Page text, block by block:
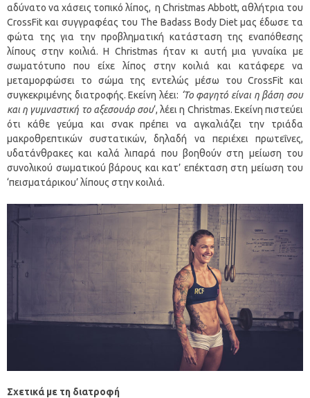
αδύνατο να χάσεις τοπικό λίπος, η Christmas Abbott, αθλήτρια του
CrossFit και συγγραφέας του The Badass Body Diet μας έδωσε τα
φώτα της για την προβληματική κατάσταση της εναπόθεσης
λίπους στην κοιλιά. Η Christmas ήταν κι αυτή μια γυναίκα με
σωματότυπο που είχε λίπος στην κοιλιά και κατάφερε να
μεταμορφώσει το σώμα της εντελώς μέσω του CrossFit και
συγκεκριμένης διατροφής. Εκείνη λέει: ‘Το φαγητό είναι η βάση σου
και η γυμναστική το αξεσουάρ σου‘, λέει η Christmas. Εκείνη πιστεύει
ότι κάθε γεύμα και σνακ πρέπει να αγκαλιάζει την τριάδα
μακροθρεπτικών συστατικών, δηλαδή να περιέχει πρωτεΐνες,
υδατάνθρακες και καλά λιπαρά που βοηθούν στη μείωση του
συνολικού σωματικού βάρους και κατ’ επέκταση στη μείωση του
‘πεισματάρικου’ λίπους στην κοιλιά.
Σχετικά με τη διατροφή